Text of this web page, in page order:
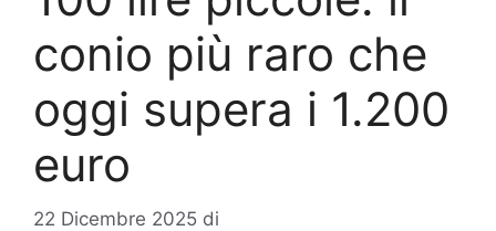
conio più raro che
oggi supera i 1.200
euro
22 Dicembre 2025 di